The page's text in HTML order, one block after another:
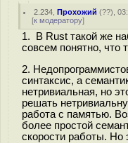
2.234 ,Прохожий (??),
[к модератору]
1. В Rust такой же
совсем понятно, что
2.
синтаксис, а
нетривиальная, но
решать
работа с памятью.
более простой
скорости работы. Но